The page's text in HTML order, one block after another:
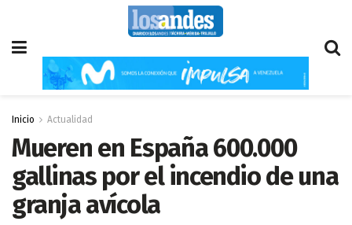
Inicio Actualidad
Mueren en España 600.000
gallinas por el incendio de una
granja avícola